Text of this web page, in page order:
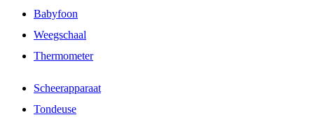
Babyfoon
Weegschaal
Thermometer
Scheerapparaat
Tondeuse